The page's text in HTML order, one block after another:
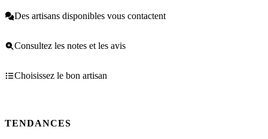
Des artisans disponibles vous contactent
Consultez les notes et les avis
Choisissez le bon artisan
TENDANCES